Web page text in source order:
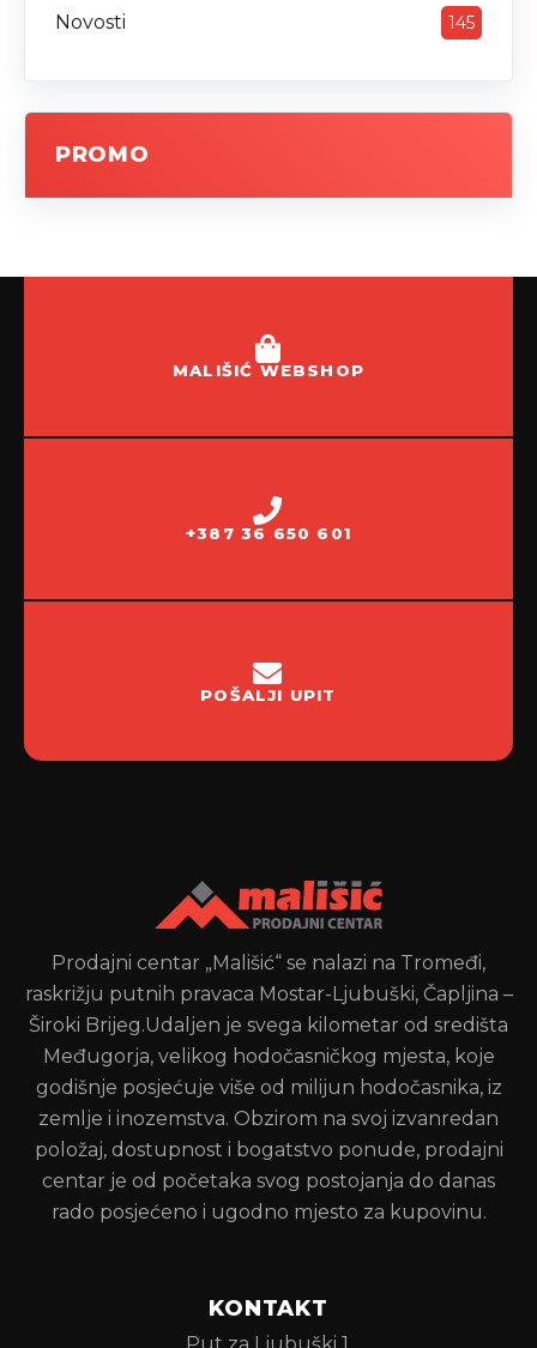
Novosti 145
PROMO
MALIŠIĆ WEBSHOP
+387 36 650 601
POŠALJI UPIT
Prodajni centar „Mališić“ se nalazi na Tromeđi,
raskrižju putnih pravaca Mostar-Ljubuški, Čapljina –
Široki Brijeg.Udaljen je svega kilometar od središta
Međugorja, velikog hodočasničkog mjesta, koje
godišnje posjećuje više od milijun hodočasnika, iz
zemlje i inozemstva. Obzirom na svoj izvanredan
položaj, dostupnost i bogatstvo ponude, prodajni
centar je od početaka svog postojanja do danas
rado posjećeno i ugodno mjesto za kupovinu.
KONTAKT